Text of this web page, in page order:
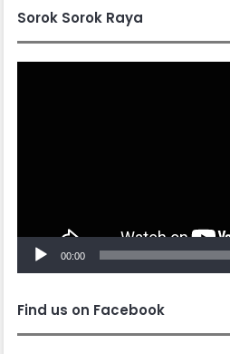
Sorok Sorok Raya
00:00
Find us on Facebook